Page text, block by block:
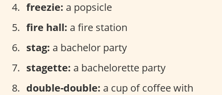
freezie: a popsicle
fire hall: a fire station
stag: a bachelor party
stagette: a bachelorette party
double-double: a cup of coffee with